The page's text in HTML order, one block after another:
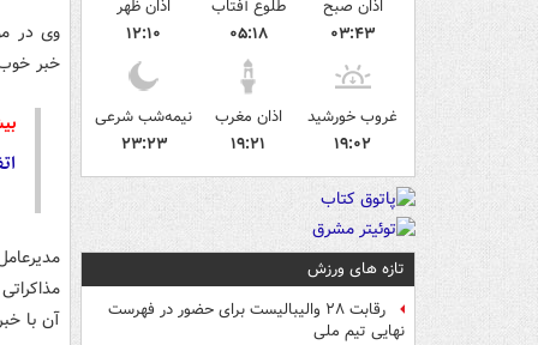
اذان صبح
۰۳:۴۳
طلوع آفتاب
۰۵:۱۸
اذان ظهر
۱۲:۱۰
غروب خورشید
۱۹:۰۲
اذان مغرب
۱۹:۲۱
نیمه‌شب شرعی
۲۳:۲۳
تازه های ورزش
رقابت ۲۸ والیبالیست برای حضور در فهرست
نهایی تیم ملی
خبر
آن با